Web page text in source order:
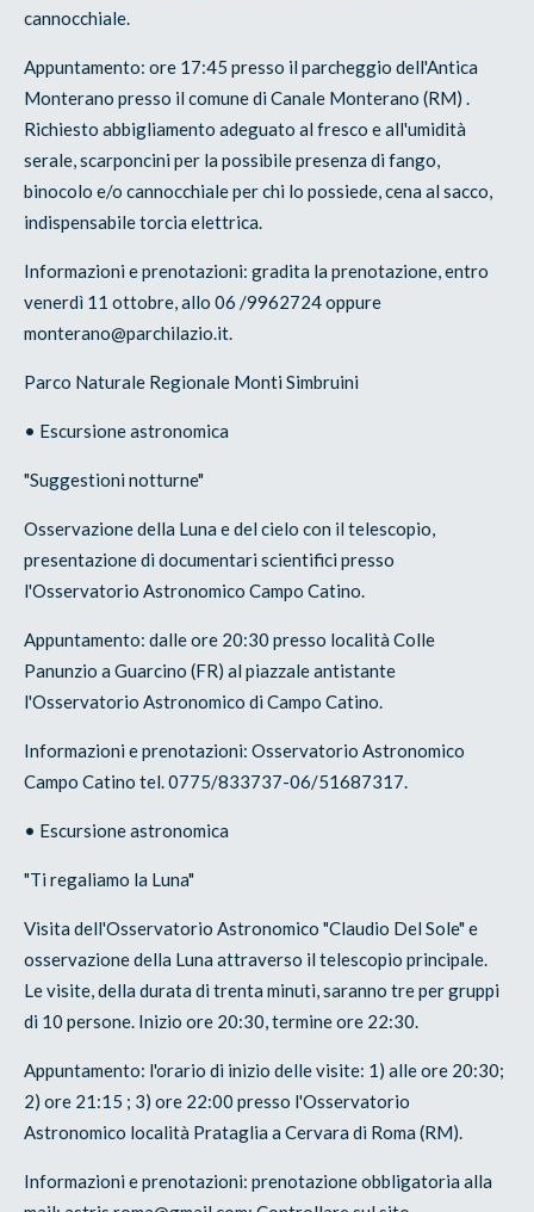
cannocchiale.
Appuntamento: ore 17:45 presso il parcheggio dell'Antica
Monterano presso il comune di Canale Monterano (RM) .
Richiesto abbigliamento adeguato al fresco e all'umidità
serale, scarponcini per la possibile presenza di fango,
binocolo e/o cannocchiale per chi lo possiede, cena al sacco,
indispensabile torcia elettrica.
Informazioni e prenotazioni: gradita la prenotazione, entro
venerdì 11 ottobre, allo 06 /9962724 oppure
monterano@parchilazio.it.
Parco Naturale Regionale Monti Simbruini
• Escursione astronomica
"Suggestioni notturne"
Osservazione della Luna e del cielo con il telescopio,
presentazione di documentari scientifici presso
l'Osservatorio Astronomico Campo Catino.
Appuntamento: dalle ore 20:30 presso località Colle
Panunzio a Guarcino (FR) al piazzale antistante
l'Osservatorio Astronomico di Campo Catino.
Informazioni e prenotazioni: Osservatorio Astronomico
Campo Catino tel. 0775/833737-06/51687317.
• Escursione astronomica
"Ti regaliamo la Luna"
Visita dell'Osservatorio Astronomico "Claudio Del Sole" e
osservazione della Luna attraverso il telescopio principale.
Le visite, della durata di trenta minuti, saranno tre per gruppi
di 10 persone. Inizio ore 20:30, termine ore 22:30.
Appuntamento: l'orario di inizio delle visite: 1) alle ore 20:30;
2) ore 21:15 ; 3) ore 22:00 presso l'Osservatorio
Astronomico località Prataglia a Cervara di Roma (RM).
Informazioni e prenotazioni: prenotazione obbligatoria alla